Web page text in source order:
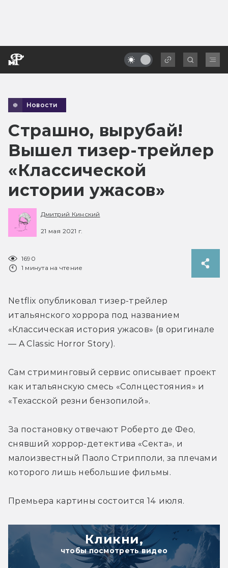
Новости
Страшно, вырубай!
Вышел тизер-трейлер
«Классической
истории ужасов»
Дмитрий Кинский
21 мая 2021 г.
1690
1 минута на чтение
Netflix опубликовал тизер-трейлер
итальянского хоррора под названием
«Классическая история ужасов» (в оригинале
— A Classic Horror Story).
Сам стриминговый сервис описывает проект
как итальянскую смесь «Солнцестояния» и
«Техасской резни бензопилой».
За постановку отвечают Роберто де Фео,
снявший хоррор-детектива «Секта», и
малоизвестный Паоло Стрипполи, за плечами
которого лишь небольшие фильмы.
Премьера картины состоится 14 июля.
Кликни,
чтобы посмотреть видео